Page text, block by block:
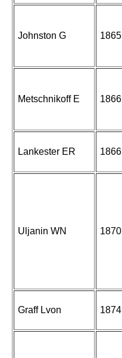
Johnston G
1865
Metschnikoff E 1866
Lankester ER 1866
Uljanin WN
1870
Graff Lvon
1874